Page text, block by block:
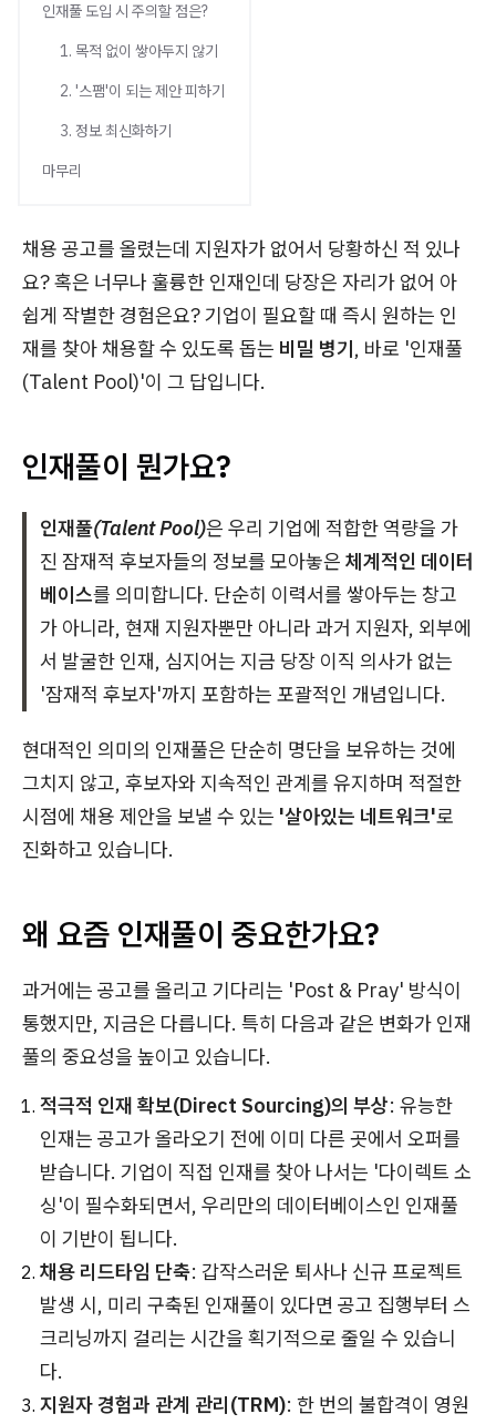
인재풀 도입 시 주의할 점은?
1. 목적 없이 쌓아두지 않기
2. '스팸'이 되는 제안 피하기
3. 정보 최신화하기
마무리
채용 공고를 올렸는데 지원자가 없어서 당황하신 적 있나
요? 혹은 너무나 훌륭한 인재인데 당장은 자리가 없어 아
쉽게 작별한 경험은요? 기업이 필요할 때 즉시 원하는 인
재를 찾아 채용할 수 있도록 돕는 비밀 병기, 바로 '인재풀
(Talent Pool)'이 그 답입니다.
인재풀이 뭔가요?
인재풀(Talent Pool)은 우리 기업에 적합한 역량을 가
진 잠재적 후보자들의 정보를 모아놓은 체계적인 데이터
베이스를 의미합니다. 단순히 이력서를 쌓아두는 창고
가 아니라, 현재 지원자뿐만 아니라 과거 지원자, 외부에
서 발굴한 인재, 심지어는 지금 당장 이직 의사가 없는
'잠재적 후보자'까지 포함하는 포괄적인 개념입니다.
현대적인 의미의 인재풀은 단순히 명단을 보유하는 것에
그치지 않고, 후보자와 지속적인 관계를 유지하며 적절한
시점에 채용 제안을 보낼 수 있는 '살아있는 네트워크'로
진화하고 있습니다.
왜 요즘 인재풀이 중요한가요?
과거에는 공고를 올리고 기다리는 'Post & Pray' 방식이
통했지만, 지금은 다릅니다. 특히 다음과 같은 변화가 인재
풀의 중요성을 높이고 있습니다.
적극적 인재 확보(Direct Sourcing)의 부상: 유능한
인재는 공고가 올라오기 전에 이미 다른 곳에서 오퍼를
받습니다. 기업이 직접 인재를 찾아 나서는 '다이렉트 소
싱'이 필수화되면서, 우리만의 데이터베이스인 인재풀
이 기반이 됩니다.
채용 리드타임 단축: 갑작스러운 퇴사나 신규 프로젝트
발생 시, 미리 구축된 인재풀이 있다면 공고 집행부터 스
크리닝까지 걸리는 시간을 획기적으로 줄일 수 있습니
다.
지원자 경험과 관계 관리(TRM): 한 번의 불합격이 영원